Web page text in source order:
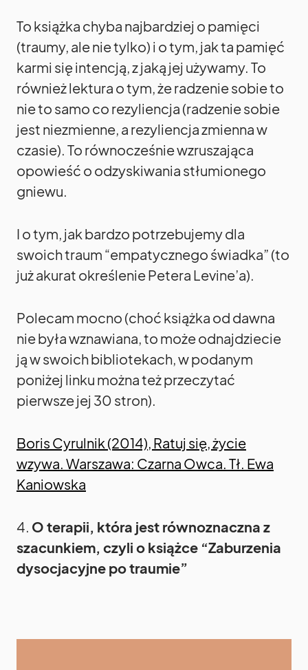
To książka chyba najbardziej o pamięci
(traumy, ale nie tylko) i o tym, jak ta pamięć
karmi się intencją, z jaką jej używamy. To
również lektura o tym, że radzenie sobie to
nie to samo co rezyliencja (radzenie sobie
jest niezmienne, a rezyliencja zmienna w
czasie). To równocześnie wzruszająca
opowieść o odzyskiwania stłumionego
gniewu.
I o tym, jak bardzo potrzebujemy dla
swoich traum “empatycznego świadka” (to
już akurat określenie Petera Levine’a).
Polecam mocno (choć książka od dawna
nie była wznawiana, to może odnajdziecie
ją w swoich bibliotekach, w podanym
poniżej linku można też przeczytać
pierwsze jej 30 stron).
Boris Cyrulnik (2014), Ratuj się, życie
wzywa. Warszawa: Czarna Owca. Tł. Ewa
Kaniowska
4. O terapii, która jest równoznaczna z
szacunkiem, czyli o książce “Zaburzenia
dysocjacyjne po traumie”